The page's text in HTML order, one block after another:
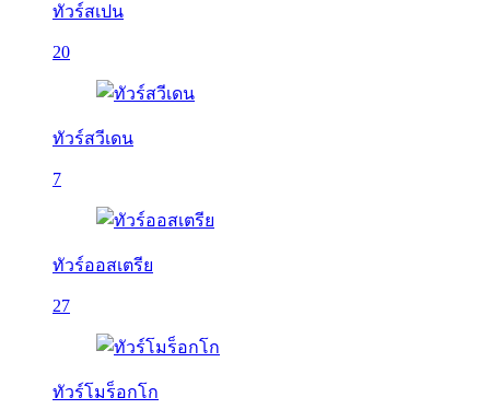
ทัวร์สเปน
20
ทัวร์สวีเดน
7
ทัวร์ออสเตรีย
27
ทัวร์โมร็อกโก